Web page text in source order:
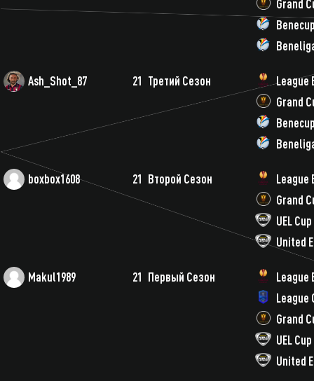
Grand
Ash_Shot_87 21 Третий Сезон
League
Grand
boxbox1608 21 Второй Сезон
League
Grand
UEL Cup
United
Makul1989 21 Первый Сезон
League
League
Grand
UEL Cup
United